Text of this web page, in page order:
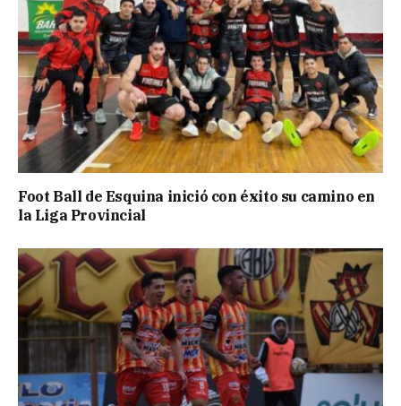
Foot Ball de Esquina inició con éxito su camino en
la Liga Provincial